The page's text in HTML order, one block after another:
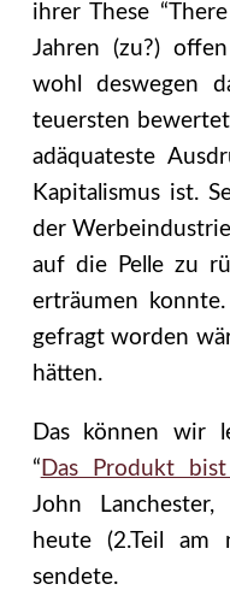
ihrer These
Jahren (zu?)
wohl deswegen
teuersten
adäquateste
Kapitalismus ist.
der
auf die Pelle zu
erträumen
gefragt worden
hätten.
Das können wir
“ Das Produkt
John
heute (2.Teil am
sendete.